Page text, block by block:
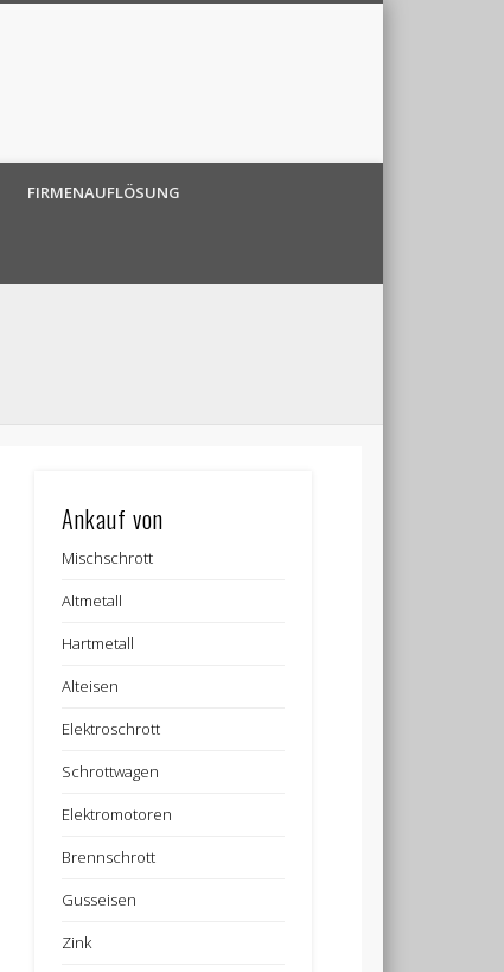
FIRMENAUFLÖSUNG
Ankauf von
Mischschrott
Altmetall
Hartmetall
Alteisen
Elektroschrott
Schrottwagen
Elektromotoren
Brennschrott
Gusseisen
Zink